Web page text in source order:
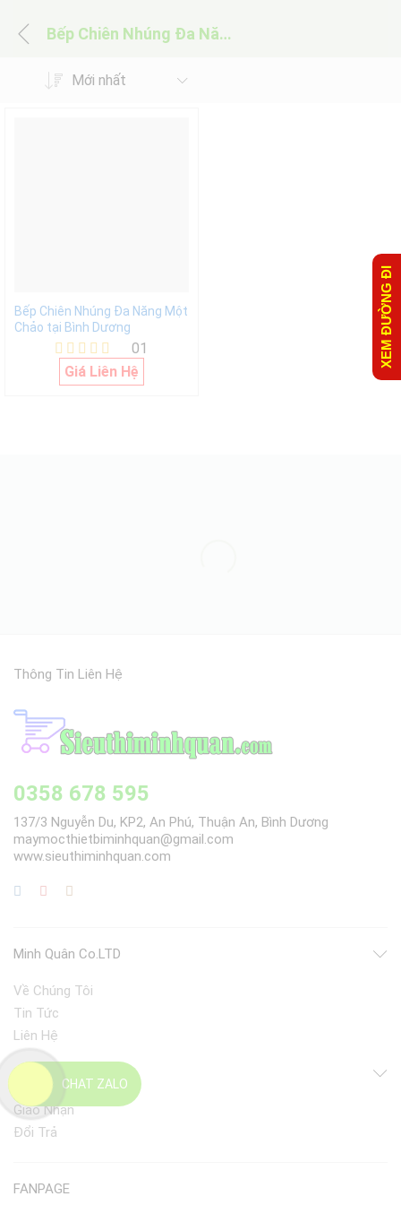
Bếp Chiên Nhúng Đa Năng Một Chảo tại Bình Dương
Mới nhất
Bếp Chiên Nhúng Đa Năng Một
Chảo tại Bình Dương
Được xếp
hạng
01
Giá Liên Hệ
CHAT ZALO
Thông Tin Liên Hệ
0358 678 595
137/3 Nguyễn Du, KP2, An Phú, Thuận An, Bình Dương
maymocthietbiminhquan@gmail.com
www.sieuthiminhquan.com
Minh Quân Co.LTD
Về Chúng Tôi
Tin Tức
Liên Hệ
Điều Khoản
Giao Nhận
Đổi Trả
FANPAGE
XEM ĐƯỜNG ĐI